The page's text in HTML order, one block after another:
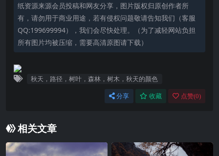
纸资源来源会员投稿和网友分享，图片版权归原创作者所
有，请勿用于商业用途，若有侵权问题敬请告知我们（客服
QQ:199699994），我们会尽快处理。（为了减轻网站负担
所有图片均被压缩，需要高清原图请下载）
秋天，路径，树叶，森林，树木，秋天的颜色
分享 收藏 点赞(0)
相关文章